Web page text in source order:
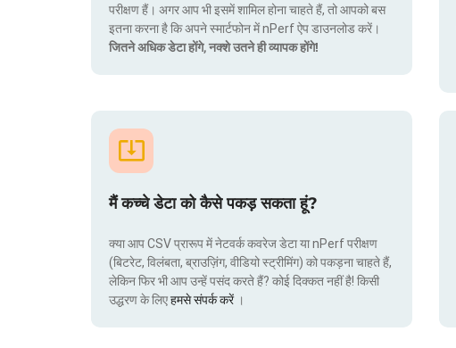
परीक्षण हैं। अगर आप भी इसमें शामिल होना चाहते हैं, तो आपको बस
इतना करना है कि अपने स्मार्टफोन में nPerf ऐप डाउनलोड करें।
जितने अधिक डेटा होंगे, नक्शे उतने ही व्यापक होंगे!
मैं कच्चे डेटा को कैसे पकड़ सकता हूं?
क्या आप CSV प्रारूप में नेटवर्क कवरेज डेटा या nPerf परीक्षण
(बिटरेट, विलंबता, ब्राउज़िंग, वीडियो स्ट्रीमिंग) को पकड़ना चाहते हैं,
लेकिन फिर भी आप उन्हें पसंद करते हैं? कोई दिक्कत नहीं है! किसी
उद्धरण के लिएहमसे संपर्क करें ।